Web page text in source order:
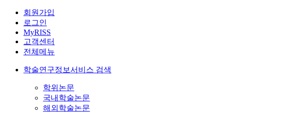
회원가입
로그인
MyRISS
고객센터
전체메뉴
학술연구정보서비스 검색
학위논문
국내학술논문
해외학술논문